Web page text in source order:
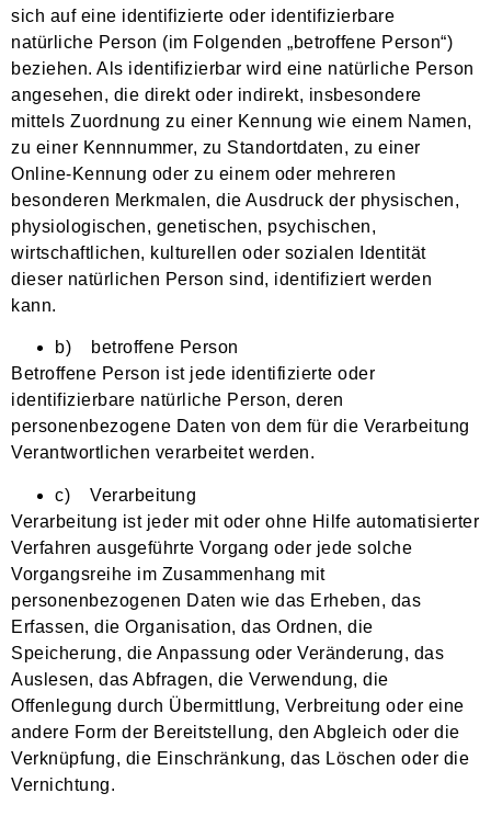
sich auf eine identifizierte oder identifizierbare
natürliche Person (im Folgenden „betroffene Person“)
beziehen. Als identifizierbar wird eine natürliche Person
angesehen, die direkt oder indirekt, insbesondere
mittels Zuordnung zu einer Kennung wie einem Namen,
zu einer Kennnummer, zu Standortdaten, zu einer
Online-Kennung oder zu einem oder mehreren
besonderen Merkmalen, die Ausdruck der physischen,
physiologischen, genetischen, psychischen,
wirtschaftlichen, kulturellen oder sozialen Identität
dieser natürlichen Person sind, identifiziert werden
kann.
b) betroffene Person
Betroffene Person ist jede identifizierte oder
identifizierbare natürliche Person, deren
personenbezogene Daten von dem für die Verarbeitung
Verantwortlichen verarbeitet werden.
c) Verarbeitung
Verarbeitung ist jeder mit oder ohne Hilfe automatisierter
Verfahren ausgeführte Vorgang oder jede solche
Vorgangsreihe im Zusammenhang mit
personenbezogenen Daten wie das Erheben, das
Erfassen, die Organisation, das Ordnen, die
Speicherung, die Anpassung oder Veränderung, das
Auslesen, das Abfragen, die Verwendung, die
Offenlegung durch Übermittlung, Verbreitung oder eine
andere Form der Bereitstellung, den Abgleich oder die
Verknüpfung, die Einschränkung, das Löschen oder die
Vernichtung.